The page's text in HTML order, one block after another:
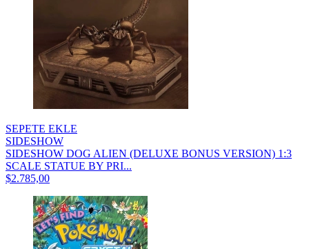
SEPETE EKLE
SIDESHOW
SIDESHOW DOG ALIEN (DELUXE BONUS VERSION) 1:3
SCALE STATUE BY PRI...
$2.785,00